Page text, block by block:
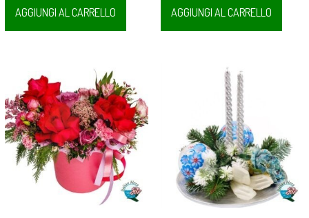
era:
55,00€.
è:
46,00€.
AGGIUNGI AL CARRELLO AGGIUNGI AL CARRELLO